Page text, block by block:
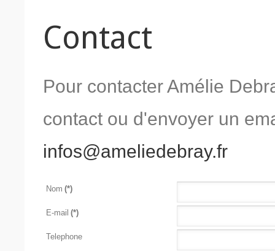
Contact
Pour contacter Amélie
contact ou d'envoyer un
infos@ameliedebray.fr
Nom (*)
E-mail (*)
Telephone